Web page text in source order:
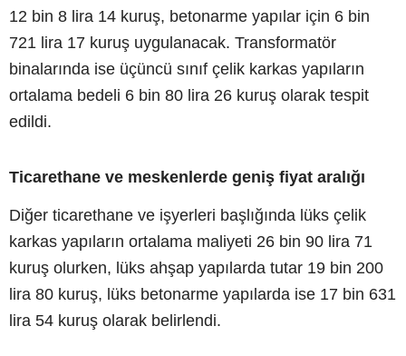
12 bin 8 lira 14 kuruş, betonarme yapılar için 6 bin
721 lira 17 kuruş uygulanacak. Transformatör
binalarında ise üçüncü sınıf çelik karkas yapıların
ortalama bedeli 6 bin 80 lira 26 kuruş olarak tespit
edildi.
Ticarethane ve meskenlerde geniş fiyat aralığı
Diğer ticarethane ve işyerleri başlığında lüks çelik
karkas yapıların ortalama maliyeti 26 bin 90 lira 71
kuruş olurken, lüks ahşap yapılarda tutar 19 bin 200
lira 80 kuruş, lüks betonarme yapılarda ise 17 bin 631
lira 54 kuruş olarak belirlendi.